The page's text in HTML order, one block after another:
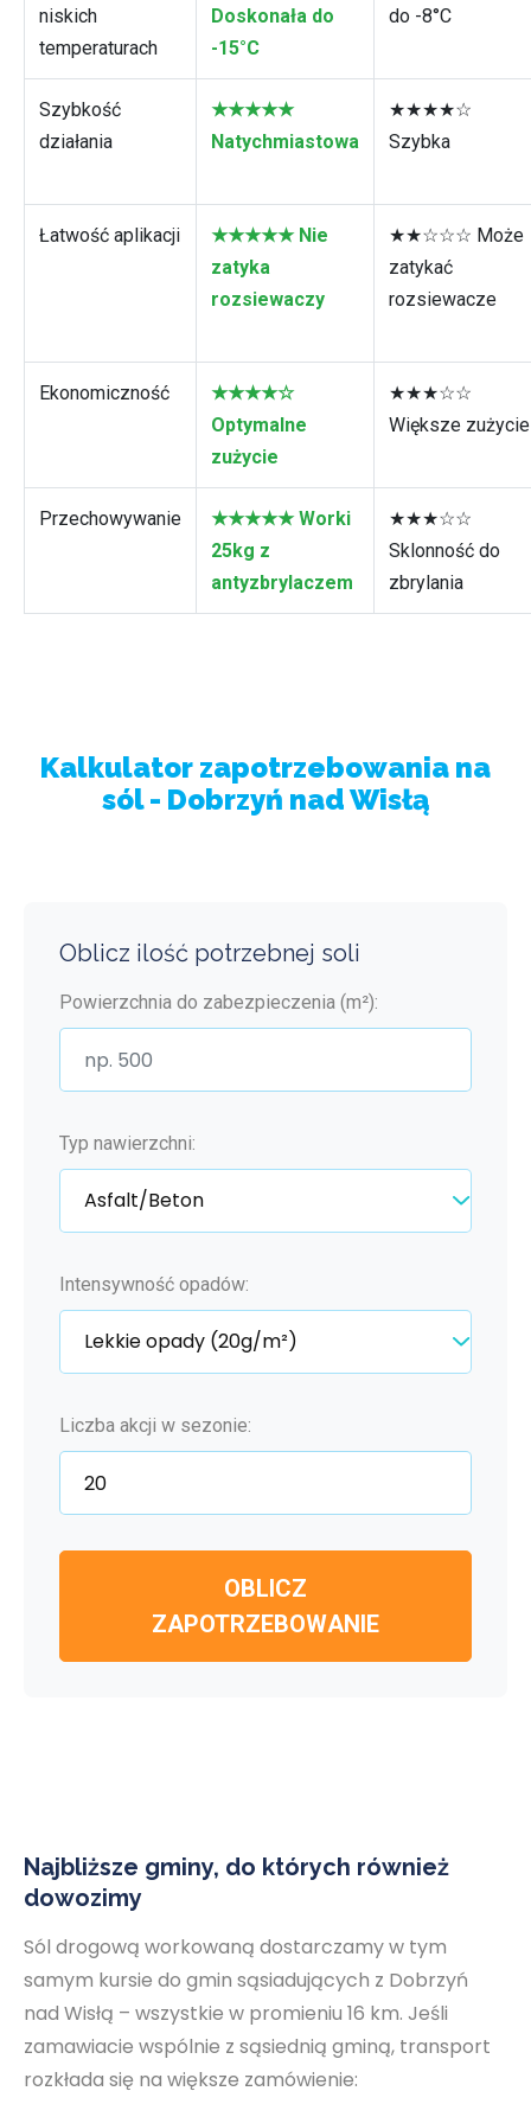
niskich
temperaturach
Doskonała do
-15°C
do -8°C
Szybkość
działania
★★★★★
Natychmiastowa
★★★★☆
Szybka
Łatwość aplikacji
★★★★★ Nie
zatyka
rozsiewaczy
★★☆☆☆ Może
zatykać
rozsiewacze
Ekonomiczność
★★★★☆
Optymalne
zużycie
★★★☆☆
Większe zużycie
Przechowywanie
★★★★★ Worki
25kg z
antyzbrylaczem
★★★☆☆
Sklonność do
zbrylania
Kalkulator zapotrzebowania na
sól - Dobrzyń nad Wisłą
Oblicz ilość potrzebnej soli
Powierzchnia do zabezpieczenia (m²):
Typ nawierzchni:
Intensywność opadów:
Liczba akcji w sezonie:
OBLICZ
ZAPOTRZEBOWANIE
Najbliższe gminy, do których również
dowozimy
Sól drogową workowaną dostarczamy w tym
samym kursie do gmin sąsiadujących z Dobrzyń
nad Wisłą – wszystkie w promieniu 16 km. Jeśli
zamawiacie wspólnie z sąsiednią gminą, transport
rozkłada się na większe zamówienie: